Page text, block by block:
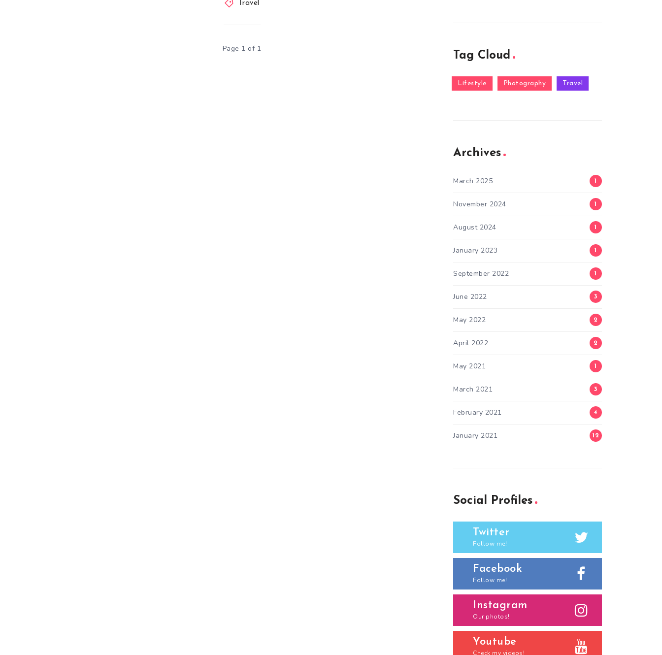
Travel
Page 1 of 1
Tag Cloud
Lifestyle Photography Travel
Archives
March 2025 1
November 2024 1
August 2024 1
January 2023 1
September 2022 1
June 2022 3
May 2022 2
April 2022 2
May 2021 1
March 2021 3
February 2021 4
January 2021 12
Social Profiles
Twitter
Follow me!
Facebook
Follow me!
Instagram
Our photos!
Youtube
Check my videos!